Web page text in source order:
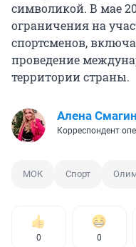
символикой. В мае
ограничения на
спортсменов,
проведение
территории страны.
Алена
Корреспондент
МОК Спорт
0 0